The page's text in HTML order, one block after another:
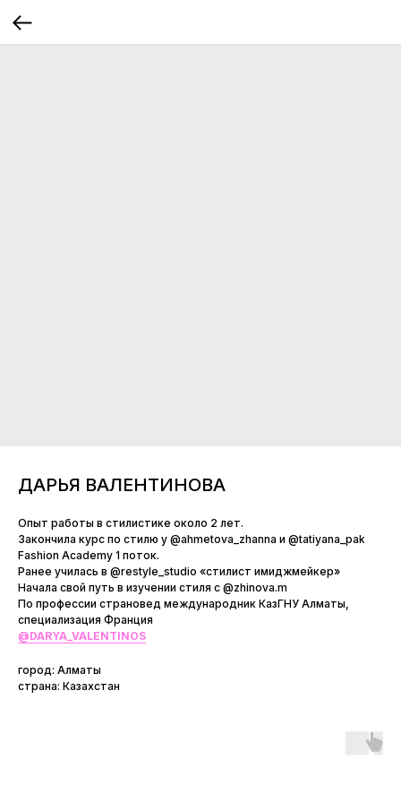
ДАРЬЯ ВАЛЕНТИНОВА
Опыт работы в стилистике около 2 лет.
Закончила курс по стилю у @ahmetova_zhanna и @tatiyana_pak
Fashion Academy 1 поток.
Ранее училась в @restyle_studio «стилист имиджмейкер»
Начала свой путь в изучении стиля с @zhinova.m
По профессии страновед международник КазГНУ Алматы,
специализация Франция
@DARYA_VALENTINOS
город: Алматы
страна: Казахстан